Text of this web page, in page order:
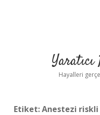
Hayalleri
Etiket:Anestezi